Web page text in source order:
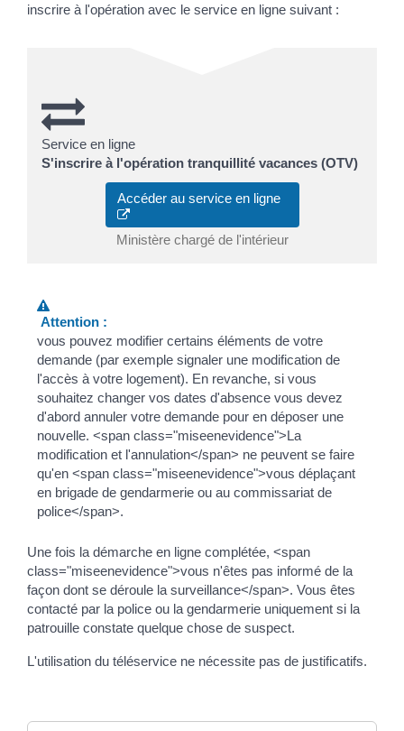
inscrire à l'opération avec le service en ligne suivant :
Service en ligne
S'inscrire à l'opération tranquillité vacances (OTV)
Accéder au service en ligne
Ministère chargé de l'intérieur
Attention :
vous pouvez modifier certains éléments de votre
demande (par exemple signaler une modification de
l'accès à votre logement). En revanche, si vous
souhaitez changer vos dates d'absence vous devez
d'abord annuler votre demande pour en déposer une
nouvelle. <span class="miseenevidence">La
modification et l'annulation</span> ne peuvent se faire
qu'en <span class="miseenevidence">vous déplaçant
en brigade de gendarmerie ou au commissariat de
police</span>.
Une fois la démarche en ligne complétée, <span
class="miseenevidence">vous n'êtes pas informé de la
façon dont se déroule la surveillance</span>. Vous êtes
contacté par la police ou la gendarmerie uniquement si la
patrouille constate quelque chose de suspect.
L'utilisation du téléservice ne nécessite pas de justificatifs.